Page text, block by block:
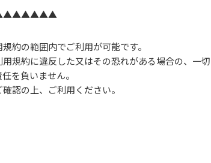
約の範囲内でご利用が可能です。
規約に違反した又はその恐れがある場合の、一切
を負いません。
認の上、ご利用ください。